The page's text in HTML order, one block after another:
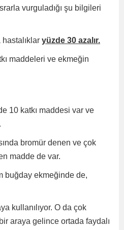
vurguladığı şu bilgileri
hastalıklar yüzde 30 azalır.
maddeleri ve ekmeğin
10 katkı maddesi var ve
bromür denen ve çok
madde de var.
buğday ekmeğinde de,
kullanılıyor. O da çok
araya gelince ortada faydalı